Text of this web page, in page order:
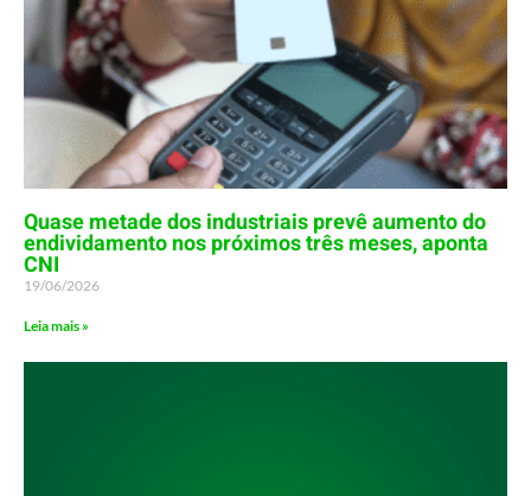
Quase metade dos industriais prevê aumento do
endividamento nos próximos três meses, aponta
CNI
19/06/2026
Leia mais »